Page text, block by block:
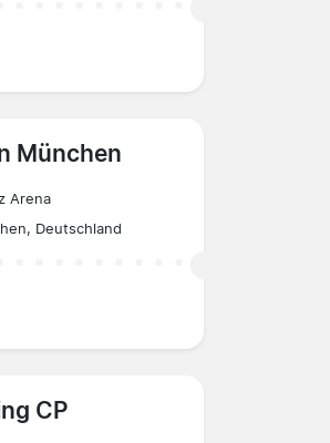
München
Arena
Deutschland
CP